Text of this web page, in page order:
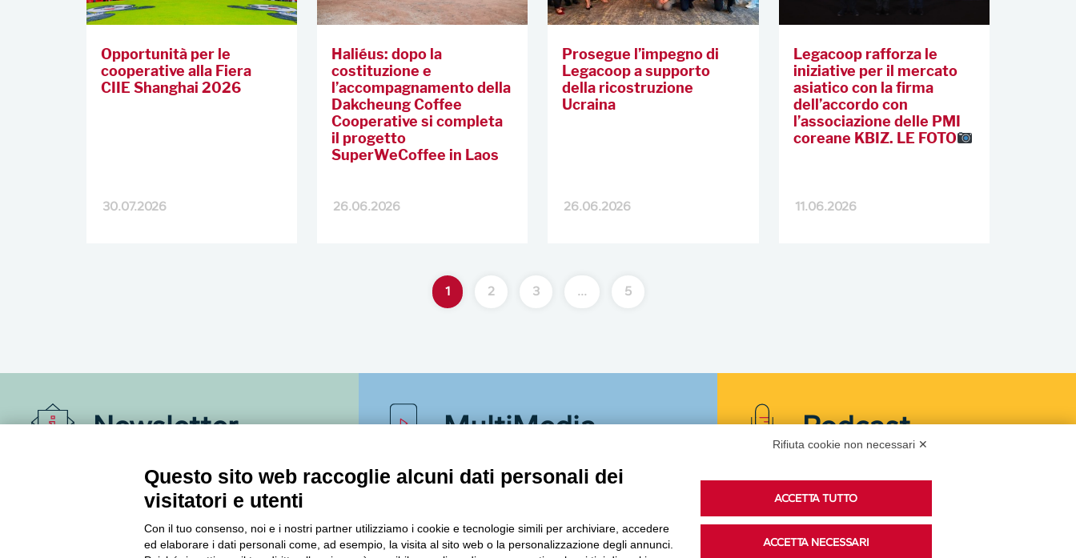
Opportunità per le
cooperative alla Fiera
CIIE Shanghai 2026
30.07.2026
Haliéus: dopo la
costituzione e
l’accompagnamento della
Dakcheung Coffee
Cooperative si completa
il progetto
SuperWeCoffee in Laos
26.06.2026
Prosegue l’impegno di
Legacoop a supporto
della ricostruzione
Ucraina
26.06.2026
Legacoop rafforza le
iniziative per il mercato
asiatico con la firma
dell’accordo con
l’associazione delle PMI
coreane KBIZ. LE FOTO
11.06.2026
1 2 3 … 5
Newsletter
Accedi o iscriviti alla nostra Newsletter Legacoop
Informazioni per restare sempre aggiornati sul
mondo della cooperazione.
MultiMedia Podcast
Ascolta i podcast di approfondimento di Legacoop
Rifiuta cookie non necessari ✕
Questo sito web raccoglie alcuni dati personali dei
visitatori e utenti
Con il tuo consenso, noi e i nostri partner utilizziamo i cookie e tecnologie simili per archiviare, accedere
ed elaborare i dati personali come, ad esempio, la visita al sito web o la personalizzazione degli annunci.
ACCETTA TUTTO
ACCETTA NECESSARI